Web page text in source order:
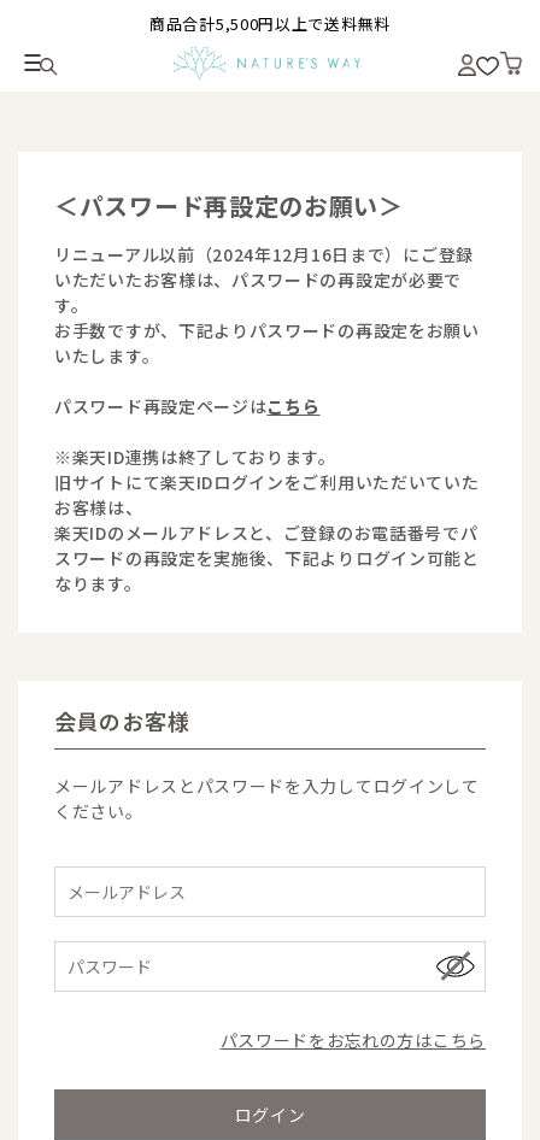
商品合計5,500円以上で送料無料
＜パスワード再設定のお願い＞
リニューアル以前（2024年12月16日まで）にご登録
いただいたお客様は、パスワードの再設定が必要で
す。
お手数ですが、下記よりパスワードの再設定をお願い
いたします。
パスワード再設定ページはこちら
※楽天ID連携は終了しております。
旧サイトにて楽天IDログインをご利用いただいていた
お客様は、
楽天IDのメールアドレスと、ご登録のお電話番号でパ
スワードの再設定を実施後、下記よりログイン可能と
なります。
会員のお客様
メールアドレスとパスワードを入力してログインして
ください。
パスワードをお忘れの方はこちら